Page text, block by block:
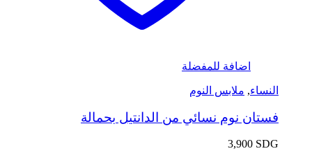
اضافة للمفضلة
النساء, ملابس النوم
فستان نوم نسائي من الدانتيل بحمالة
3,900 SDG